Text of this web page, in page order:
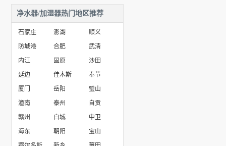
沧州贺然鹏博电子设备有限公司
净水器/加湿器热门地区推荐
石家庄 澎湖
顺义
防城港
合肥
武清
内江
固原
沙田
延边
佳木斯
奉节
厦门
岳阳
璧山
潼南
泰州
自贡
赣州
白城
中卫
海东
朝阳
宝山